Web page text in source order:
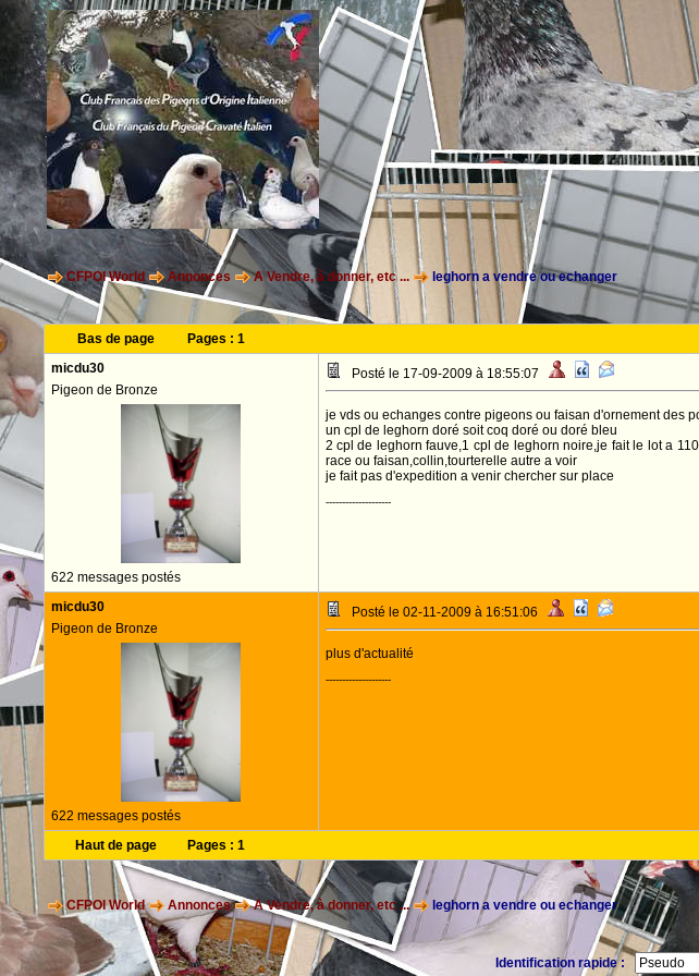
CFPOI World Annonces A Vendre, à donner, etc ... leghorn a vendre ou echanger
Bas de page Pages : 1
micdu30
Pigeon de Bronze
622 messages postés
Posté le 17-09-2009 à 18:55:07
je vds ou echanges contre pigeons ou faisan d'ornement des
un cpl de leghorn doré soit coq doré ou doré bleu
2 cpl de leghorn fauve,1 cpl de leghorn noire,je fait le lot a
race ou faisan,collin,tourterelle autre a voir
je fait pas d'expedition a venir chercher sur place
--------------------
micdu30
Pigeon de Bronze
622 messages postés
Posté le 02-11-2009 à 16:51:06
plus d'actualité
--------------------
Haut de page Pages : 1
CFPOI World Annonces A Vendre, à donner, etc ... leghorn a vendre ou echanger
Identification rapide :